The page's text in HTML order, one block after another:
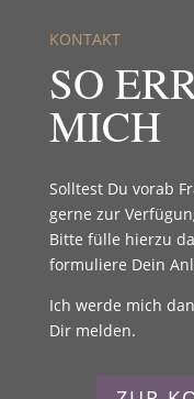
KONTAKT
SO
MICH
Solltest Du vorab
gerne zur
Bitte fülle hierzu
formuliere Dein
Ich werde mich
Dir melden.